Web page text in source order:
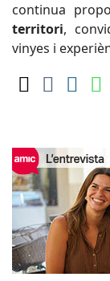
continua
territori,
vinyes i